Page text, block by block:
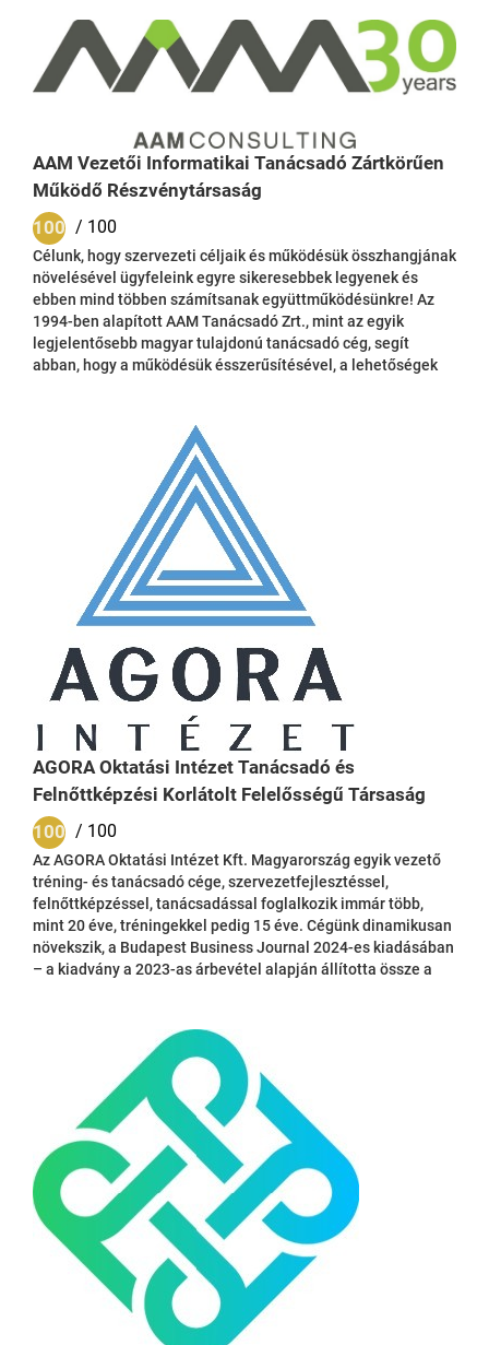
informatikai tanácsadást, GDPR bevezetést, a közbeszerzési
tanácsadást, a pályázati tanácsadást, a projektauditot,
valamint a projektmenedzsmentet tekinti fő tevékenységi...
AAM Vezetői Informatikai Tanácsadó Zártkörűen
Működő Részvénytársaság
100 / 100
Célunk, hogy szervezeti céljaik és működésük összhangjának
növelésével ügyfeleink egyre sikeresebbek legyenek és
ebben mind többen számítsanak együttműködésünkre! Az
1994-ben alapított AAM Tanácsadó Zrt., mint az egyik
legjelentősebb magyar tulajdonú tanácsadó cég, segít
abban, hogy a működésük ésszerűsítésével, a lehetőségek
Megalakulásunk óta több mint 200 hazai és nemzetközi
szervezet számára nyújtottunk tanácsadási
szolgáltatásokat. Munkáink során számos szektorban, a
AGORA Oktatási Intézet Tanácsadó és
Felnőttképzési Korlátolt Felelősségű Társaság
100 / 100
Az AGORA Oktatási Intézet Kft. Magyarország egyik vezető
tréning- és tanácsadó cége, szervezetfejlesztéssel,
felnőttképzéssel, tanácsadással foglalkozik immár több,
mint 20 éve, tréningekkel pedig 15 éve. Cégünk dinamikusan
növekszik, a Budapest Business Journal 2024-es kiadásában
– a kiadvány a 2023-as árbevétel alapján állította össze a
határt, a forgalom legnagyobb része szervezet- és
vezetőfejlesztésből származik. Tanácsadási területünk
2024-ben tovább bővült, a szervez- és...